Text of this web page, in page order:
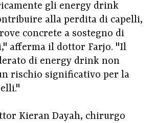
gli energy drink
alla perdita di capelli,
concrete a sostegno di
afferma il dottor Farjo. "Il
di energy drink non
rischio significativo per la
Kieran Dayah, chirurgo